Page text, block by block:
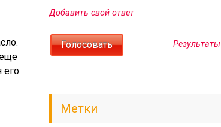
его
Добавить свой ответ
Результаты
Метки